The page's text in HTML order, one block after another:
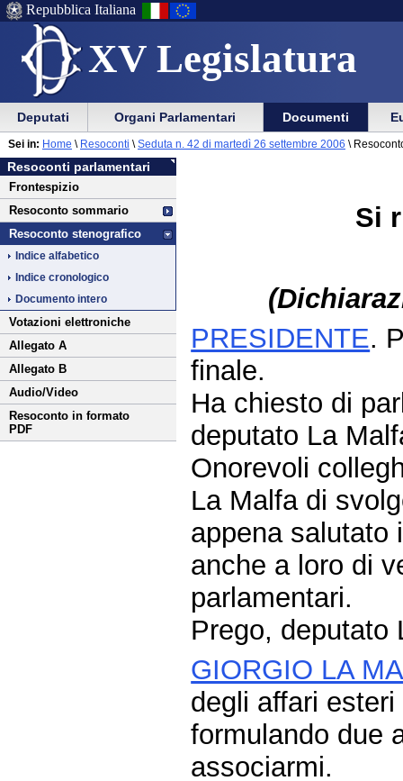
XV Legislatura
Menu
di
ausilio
alla
navigazione
Vai
Menu
di
navigazione
principale
Repubblica Italiana
Menu
di
navigazione
principale
Vai
menu
di
sezione
Deputati Organi Parlamentari Documenti
Vai
al
contenuto
Resoconti parlamentari
Frontespizio
Resoconto sommario
Resoconto stenografico
Indice alfabetico
Indice cronologico
Documento intero
Votazioni elettroniche
Allegato A
Allegato B
Audio/Video
Resoconto in formato
PDF
Sei in: Home \ Resoconti \ Seduta n. 42 di martedì 26 settembre 2006 \
Si
PRESIDENTE.
finale.
Ha chiesto di
deputato La
Onorevoli
La Malfa di
appena salutato
anche a loro di
parlamentari.
Prego, deputato
GIORGIO LA
degli affari
formulando due
associarmi.